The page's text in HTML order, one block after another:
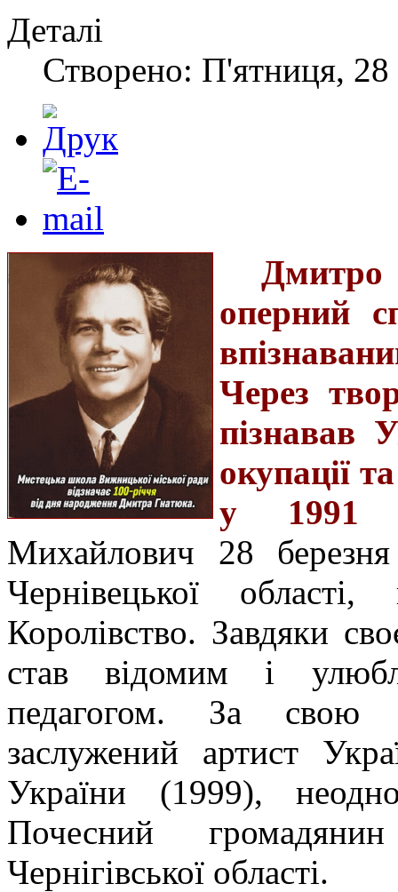
Деталі
Створено: П'ятниця, 28
оперний
Через
пізнавав
окупації
у 1991
Михайлович 28
Чернівецької
Королівство. Завдяки
став відомим і
педагогом. За свою
заслужений артист
України (1999),
Почесний
Чернігівської області.